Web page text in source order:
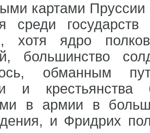
картами
среди
хотя ядро
большинство
обманным
и крестьянства
в армии в
и Фридрих